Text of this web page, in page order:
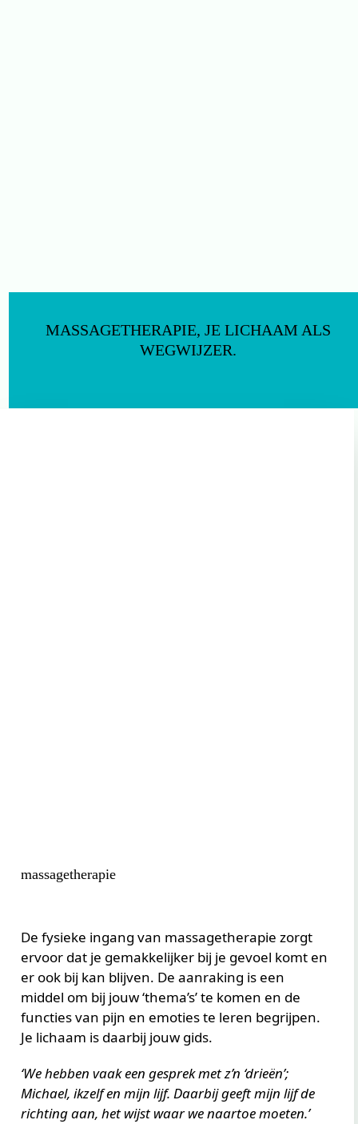
MASSAGETHERAPIE, JE LICHAAM ALS
WEGWIJZER.
massagetherapie
De fysieke ingang van massagetherapie zorgt
ervoor dat je gemakkelijker bij je gevoel komt en
er ook bij kan blijven. De aanraking is een
middel om bij jouw ‘thema’s’ te komen en de
functies van pijn en emoties te leren begrijpen.
Je lichaam is daarbij jouw gids.
‘We hebben vaak een gesprek met z’n ‘drieën’;
Michael, ikzelf en mijn lijf. Daarbij geeft mijn lijf de
richting aan, het wijst waar we naartoe moeten.’